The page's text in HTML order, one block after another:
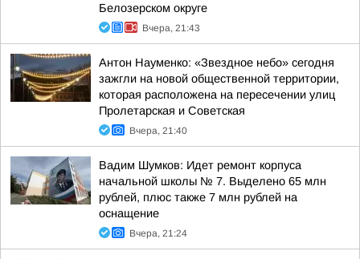
Белозерском округе
Вчера, 21:43
Антон Науменко: «Звездное небо» сегодня
зажгли на новой общественной территории,
которая расположена на пересечении улиц
Пролетарская и Советская
Вчера, 21:40
Вадим Шумков: Идет ремонт корпуса
начальной школы № 7. Выделено 65 млн
рублей, плюс также 7 млн рублей на
оснащение
Вчера, 21:24